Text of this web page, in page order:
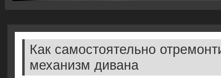
Как самостоятельно
механизм дивана